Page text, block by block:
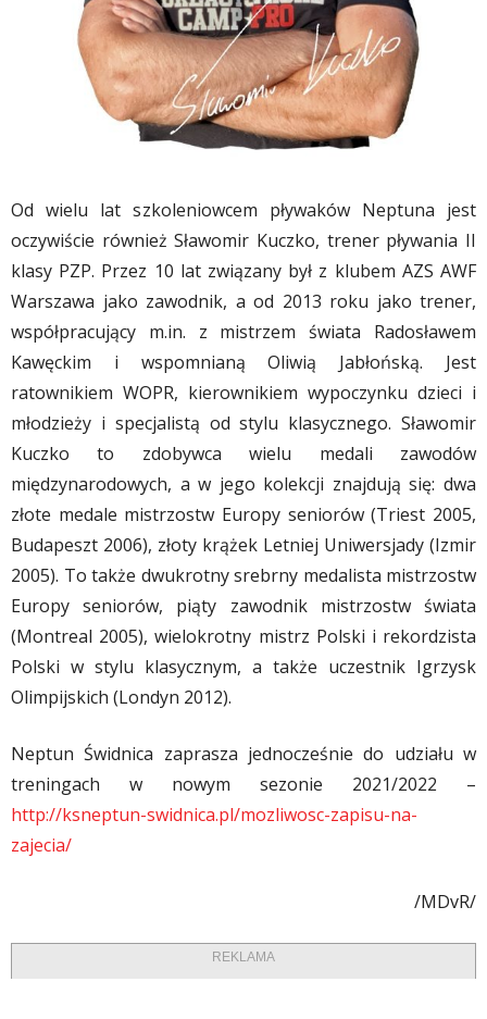
Od wielu lat szkoleniowcem pływaków Neptuna jest
oczywiście również Sławomir Kuczko, trener pływania II
klasy PZP. Przez 10 lat związany był z klubem AZS AWF
Warszawa jako zawodnik, a od 2013 roku jako trener,
współpracujący m.in. z mistrzem świata Radosławem
Kawęckim i wspomnianą Oliwią Jabłońską. Jest
ratownikiem WOPR, kierownikiem wypoczynku dzieci i
młodzieży i specjalistą od stylu klasycznego. Sławomir
Kuczko to zdobywca wielu medali zawodów
międzynarodowych, a w jego kolekcji znajdują się: dwa
złote medale mistrzostw Europy seniorów (Triest 2005,
Budapeszt 2006), złoty krążek Letniej Uniwersjady (Izmir
2005). To także dwukrotny srebrny medalista mistrzostw
Europy seniorów, piąty zawodnik mistrzostw świata
(Montreal 2005), wielokrotny mistrz Polski i rekordzista
Polski w stylu klasycznym, a także uczestnik Igrzysk
Olimpijskich (Londyn 2012).
Neptun Świdnica zaprasza jednocześnie do udziału w
treningach w nowym sezonie 2021/2022 –
http://ksneptun-swidnica.pl/mozliwosc-zapisu-na-
zajecia/
/MDvR/
REKLAMA